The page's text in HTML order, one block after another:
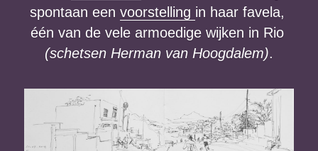
spontaan een voorstelling in haar favela,
één van de vele armoedige wijken in Rio
(schetsen Herman van Hoogdalem).